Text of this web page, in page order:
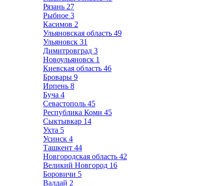
Рязань 27
Рыбное 3
Касимов 2
Ульяновская область 49
Ульяновск 31
Димитровград 3
Новоульяновск 1
Киевская область 46
Бровары 9
Ирпень 8
Буча 4
Севастополь 45
Республика Коми 45
Сыктывкар 14
Ухта 5
Усинск 4
Ташкент 44
Новгородская область 42
Великий Новгород 16
Боровичи 5
Валдай 2